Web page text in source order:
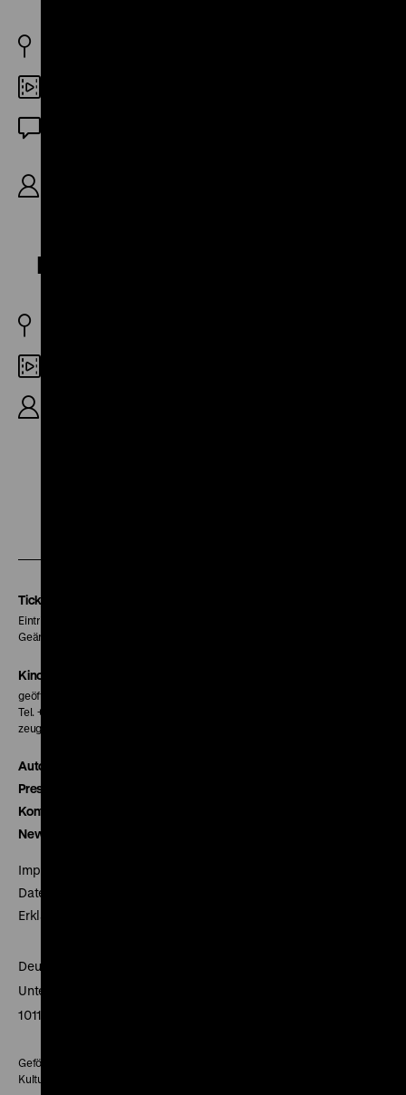
Das Haupttelegraphenamt Berlin
Tickets
Eintritt 5 €
Geänderte Preise sind im Programm vermerkt.
Kinokasse
geöffnet 30 Minuten vor Beginn der ersten Vorstellung
Tel. + 49 30 20304-770
zeughauskino@dhm.de
Autor*innen
Presse
Kontakt
Newsletter
Impressum
Datenschutz
Erklärung digitale Barrierefreiheit
Deutsches Historisches Museum
Unter den Linden 2
10117 Berlin
Gefördert mit Mitteln des Beauftragten der Bundesregierung für
Kultur und Medien